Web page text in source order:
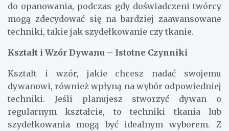
do opanowania, podczas gdy doświadczeni twórcy
mogą zdecydować się na bardziej zaawansowane
techniki, takie jak szydełkowanie czy tkanie.
Kształt i Wzór Dywanu – Istotne Czynniki
Kształt i wzór, jakie chcesz nadać swojemu
dywanowi, również wpłyną na wybór odpowiedniej
techniki. Jeśli planujesz stworzyć dywan o
regularnym kształcie, to techniki tkania lub
szydełkowania mogą być idealnym wyborem. Z